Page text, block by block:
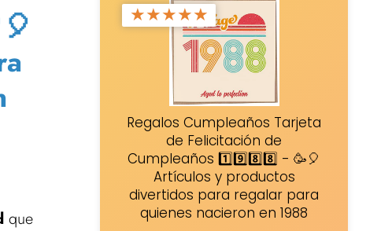
que
★★★★★
Regalos Cumpleaños Tarjeta
de Felicitación de
Cumpleaños 1️⃣9️⃣8️⃣8️⃣ - 🥳🎈
Artículos y productos
divertidos para regalar para
quienes nacieron en 1988